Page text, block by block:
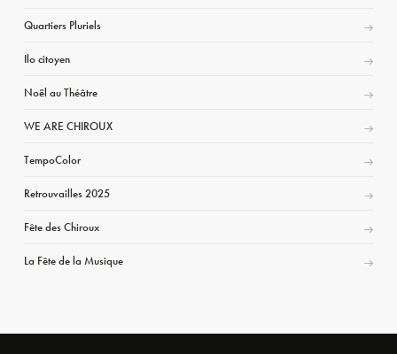
Quartiers Pluriels
Ilo citoyen
Noël au Théâtre
WE ARE CHIROUX
TempoColor
Retrouvailles 2025
Fête des Chiroux
La Fête de la Musique